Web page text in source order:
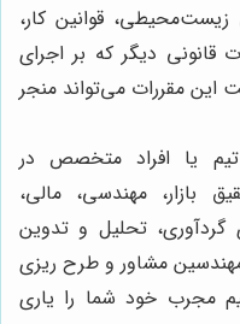
زیست‌محیطی، قوانین کار،
قانونی دیگر که بر اجرای
این مقررات می‌تواند منجر
یا افراد متخصص در
بازار، مهندسی، مالی،
تحلیل و تدوین
مشاور و طرح ریزی
مجرب خود شما را یاری